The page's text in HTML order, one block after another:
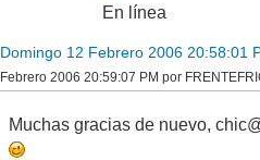
En línea
Domingo 12 Febrero 2006 20:58:01
Febrero 2006 20:59:07 PM por
Muchas gracias de nuevo,